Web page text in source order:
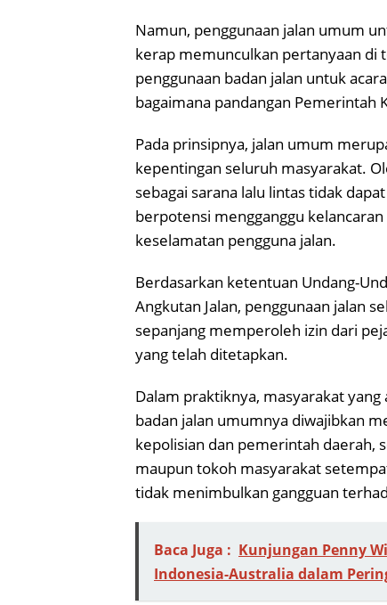
Namun, penggunaan jalan umum
kerap memunculkan pertanyaan di
penggunaan badan jalan untuk
bagaimana pandangan Pemerintah
Pada prinsipnya, jalan umum
kepentingan seluruh masyarakat.
sebagai sarana lalu lintas tidak
berpotensi mengganggu
keselamatan pengguna jalan.
Berdasarkan ketentuan Undang-
Angkutan Jalan, penggunaan jalan
sepanjang memperoleh izin dari
yang telah ditetapkan.
Dalam praktiknya, masyarakat
badan jalan umumnya diwajibkan
kepolisian dan pemerintah daerah,
maupun tokoh masyarakat
tidak menimbulkan gangguan
Baca Juga : Kunjungan Penny
Indonesia-Australia dalam